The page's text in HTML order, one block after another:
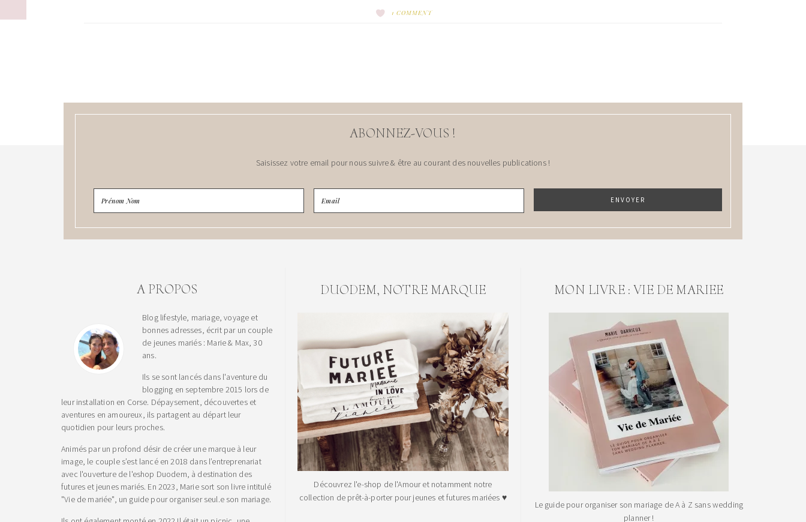
1 COMMENT
ABONNEZ-VOUS !
Saisissez votre email pour nous suivre & être au courant des nouvelles publications !
A PROPOS
Blog lifestyle, mariage, voyage et
bonnes adresses, écrit par un couple
de jeunes mariés : Marie & Max, 30
ans.
Ils se sont lancés dans l'aventure du
blogging en septembre 2015 lors de
leur installation en Corse. Dépaysement, découvertes et
aventures en amoureux, ils partagent au départ leur
quotidien pour leurs proches.
Animés par un profond désir de créer une marque à leur
image, le couple s’est lancé en 2018 dans l’entreprenariat
avec l'ouverture de l'eshop Duodem, à destination des
futures et jeunes mariés. En 2023, Marie sort son livre intitulé
"Vie de mariée", un guide pour organiser seul.e son mariage.
DUODEM, NOTRE MARQUE
Découvrez l'e-shop de l'Amour et notamment notre
collection de prêt-à-porter pour jeunes et futures mariées ♥
MON LIVRE : VIE DE MARIEE
Le guide pour organiser son mariage de A à Z sans wedding
planner !